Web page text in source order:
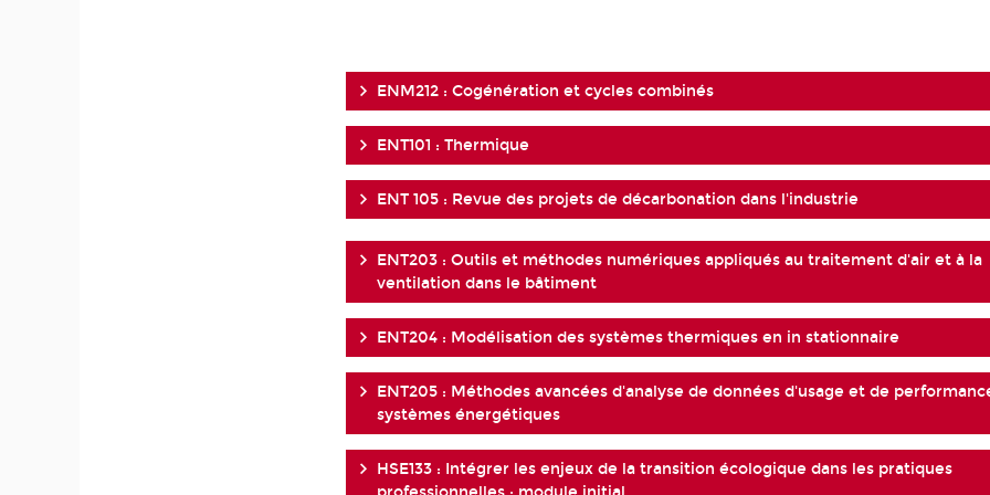
ENM212 : Cogénération et cycles combinés
ENT101 : Thermique
ENT 105 : Revue des projets de décarbonation dans l'industrie
ENT203 : Outils et méthodes numériques appliqués au traitement d'air et à la
ventilation dans le bâtiment
ENT204 : Modélisation des systèmes thermiques en in stationnaire
ENT205 : Méthodes avancées d'analyse de données d'usage et de
systèmes énergétiques
HSE133 : Intégrer les enjeux de la transition écologique dans les pratiques